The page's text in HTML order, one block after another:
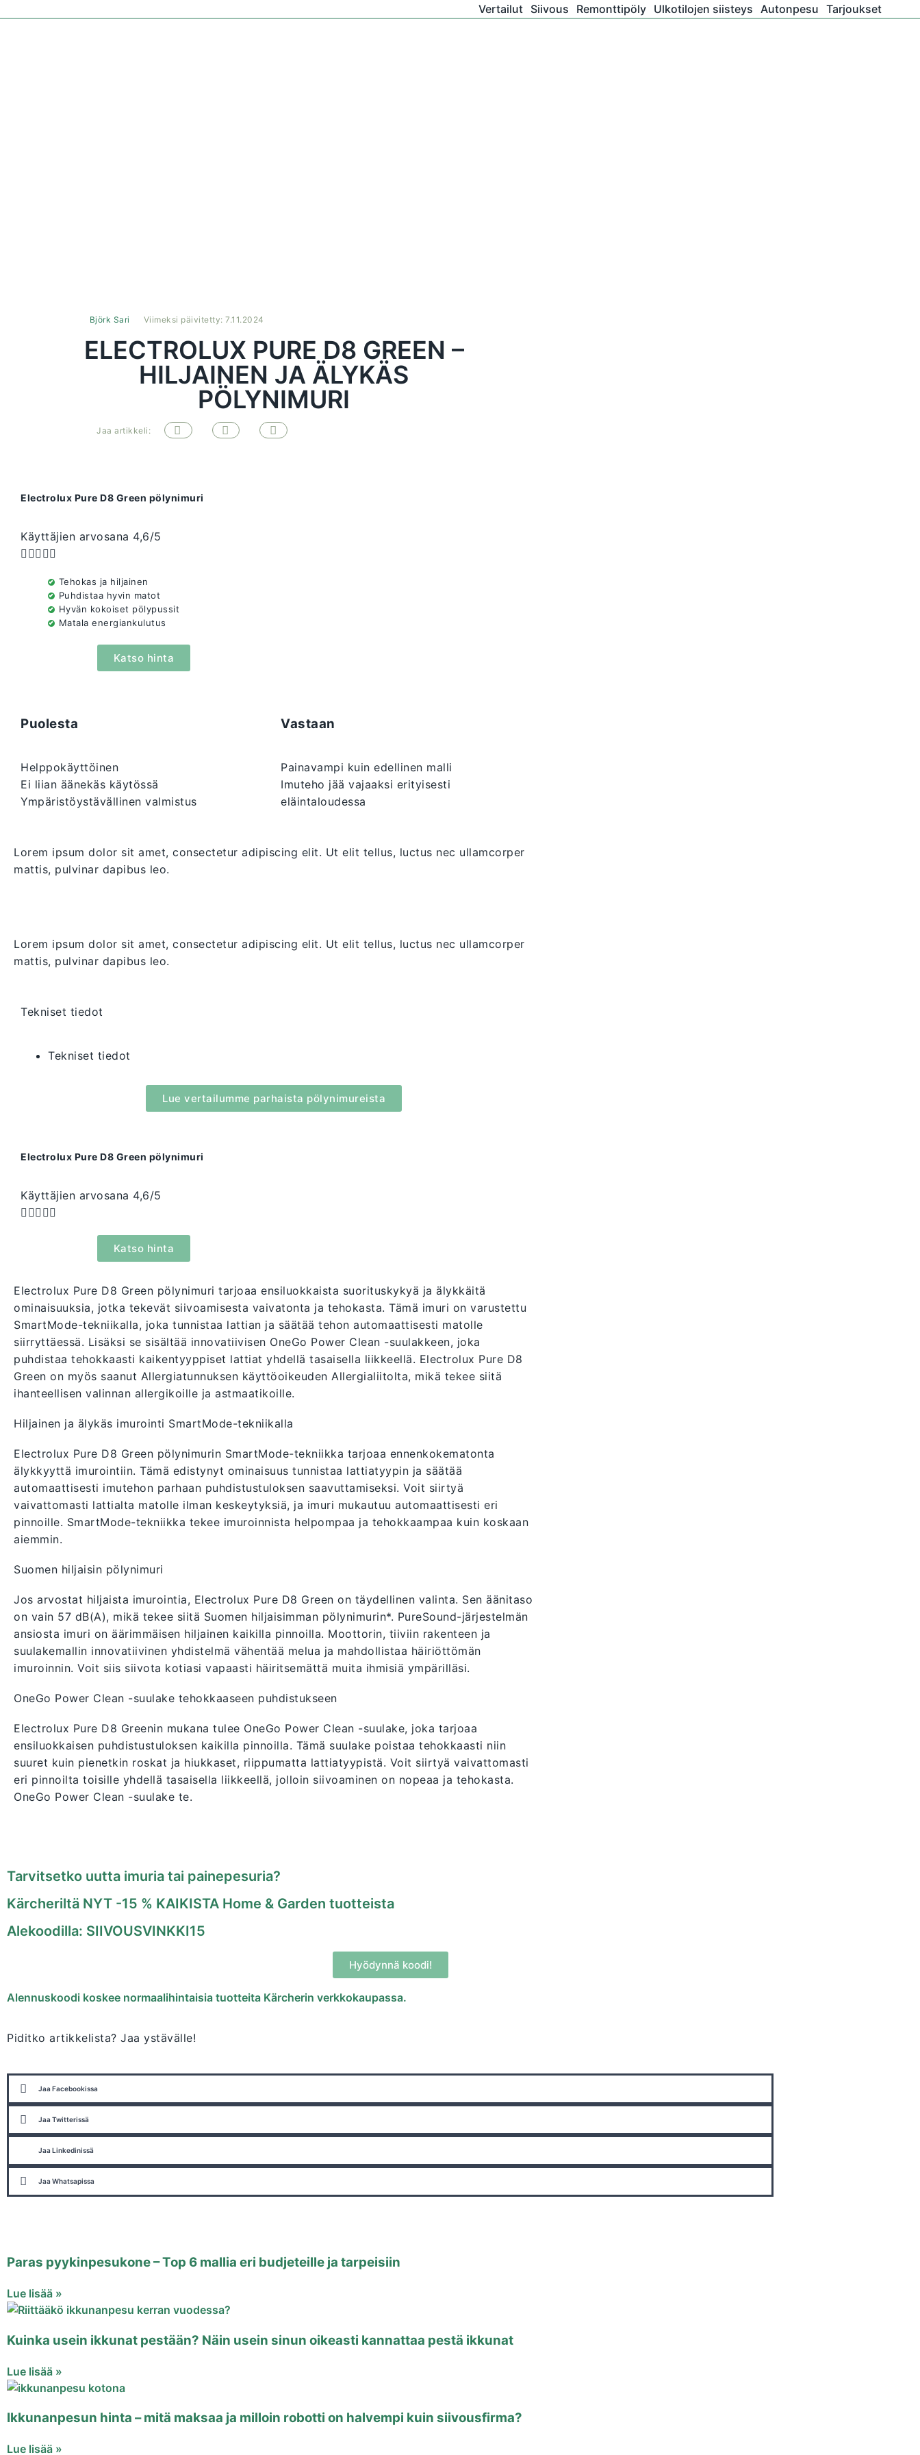
Vertailut Siivous Remonttipöly Ulkotilojen siisteys Autonpesu Tarjoukset
Björk Sari Viimeksi päivitetty: 7.11.2024
ELECTROLUX PURE D8 GREEN –
HILJAINEN JA ÄLYKÄS
PÖLYNIMURI
Jaa artikkeli:
Electrolux Pure D8 Green pölynimuri
Käyttäjien arvosana 4,6/5
  
Tehokas ja hiljainen
Puhdistaa hyvin matot
Hyvän kokoiset pölypussit
Matala energiankulutus
Katso hinta
Puolesta
Helppokäyttöinen
Ei liian äänekäs käytössä
Ympäristöystävällinen valmistus
Vastaan
Painavampi kuin edellinen malli
Imuteho jää vajaaksi erityisesti
eläintaloudessa
Lorem ipsum dolor sit amet, consectetur adipiscing elit. Ut elit tellus, luctus nec ullamcorper
mattis, pulvinar dapibus leo.
Lorem ipsum dolor sit amet, consectetur adipiscing elit. Ut elit tellus, luctus nec ullamcorper
mattis, pulvinar dapibus leo.
Tekniset tiedot
Tekniset tiedot
Lue vertailumme parhaista pölynimureista
Electrolux Pure D8 Green pölynimuri
Käyttäjien arvosana 4,6/5
  
Katso hinta
Electrolux Pure D8 Green pölynimuri tarjoaa ensiluokkaista suorituskykyä ja älykkäitä
ominaisuuksia, jotka tekevät siivoamisesta vaivatonta ja tehokasta. Tämä imuri on varustettu
SmartMode-tekniikalla, joka tunnistaa lattian ja säätää tehon automaattisesti matolle
siirryttäessä. Lisäksi se sisältää innovatiivisen OneGo Power Clean -suulakkeen, joka
puhdistaa tehokkaasti kaikentyyppiset lattiat yhdellä tasaisella liikkeellä. Electrolux Pure D8
Green on myös saanut Allergiatunnuksen käyttöoikeuden Allergialiitolta, mikä tekee siitä
ihanteellisen valinnan allergikoille ja astmaatikoille.
Hiljainen ja älykäs imurointi SmartMode-tekniikalla
Electrolux Pure D8 Green pölynimurin SmartMode-tekniikka tarjoaa ennenkokematonta
älykkyyttä imurointiin. Tämä edistynyt ominaisuus tunnistaa lattiatyypin ja säätää
automaattisesti imutehon parhaan puhdistustuloksen saavuttamiseksi. Voit siirtyä
vaivattomasti lattialta matolle ilman keskeytyksiä, ja imuri mukautuu automaattisesti eri
pinnoille. SmartMode-tekniikka tekee imuroinnista helpompaa ja tehokkaampaa kuin koskaan
aiemmin.
Suomen hiljaisin pölynimuri
Jos arvostat hiljaista imurointia, Electrolux Pure D8 Green on täydellinen valinta. Sen äänitaso
on vain 57 dB(A), mikä tekee siitä Suomen hiljaisimman pölynimurin*. PureSound-järjestelmän
ansiosta imuri on äärimmäisen hiljainen kaikilla pinnoilla. Moottorin, tiiviin rakenteen ja
suulakemallin innovatiivinen yhdistelmä vähentää melua ja mahdollistaa häiriöttömän
imuroinnin. Voit siis siivota kotiasi vapaasti häiritsemättä muita ihmisiä ympärilläsi.
OneGo Power Clean -suulake tehokkaaseen puhdistukseen
Electrolux Pure D8 Greenin mukana tulee OneGo Power Clean -suulake, joka tarjoaa
ensiluokkaisen puhdistustuloksen kaikilla pinnoilla. Tämä suulake poistaa tehokkaasti niin
suuret kuin pienetkin roskat ja hiukkaset, riippumatta lattiatyypistä. Voit siirtyä vaivattomasti
eri pinnoilta toisille yhdellä tasaisella liikkeellä, jolloin siivoaminen on nopeaa ja tehokasta.
OneGo Power Clean -suulake te.
Tarvitsetko uutta imuria tai painepesuria?
Kärcheriltä NYT -15 % KAIKISTA Home & Garden tuotteista
Alekoodilla: SIIVOUSVINKKI15
Hyödynnä koodi!
Alennuskoodi koskee normaalihintaisia tuotteita Kärcherin verkkokaupassa.
Piditko artikkelista? Jaa ystävälle!
Jaa Facebookissa
Jaa Twitterissä
Jaa Linkedinissä
Jaa Whatsapissa
Paras pyykinpesukone – Top 6 mallia eri budjeteille ja tarpeisiin
Lue lisää »
Kuinka usein ikkunat pestään? Näin usein sinun oikeasti kannattaa pestä ikkunat
Lue lisää »
Ikkunanpesun hinta – mitä maksaa ja milloin robotti on halvempi kuin siivousfirma?
Lue lisää »